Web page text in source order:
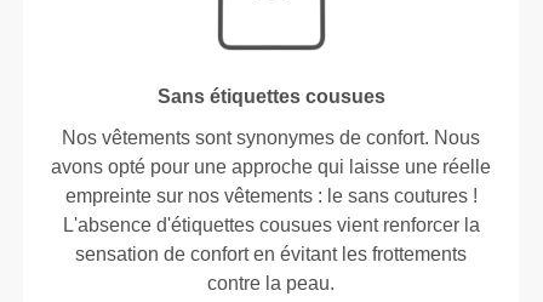
Sans étiquettes cousues
Nos vêtements sont synonymes de confort. Nous
avons opté pour une approche qui laisse une réelle
empreinte sur nos vêtements : le sans coutures !
L'absence d'étiquettes cousues vient renforcer la
sensation de confort en évitant les frottements
contre la peau.